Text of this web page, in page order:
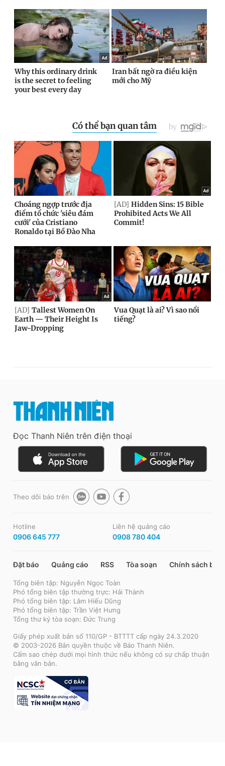
Đọc Thanh Niên trên điện thoại
Theo dõi báo trên
Hotline
0906 645 777
Liên hệ quảng cáo
0908 780 404
Đặt báo Quảng cáo RSS Tòa soạn Chính sách bảo
Tổng biên tập: Nguyễn Ngọc Toàn
Phó tổng biên tập thường trực: Hải Thành
Phó tổng biên tập: Lâm Hiếu Dũng
Phó tổng biên tập: Trần Việt Hưng
Tổng thư ký tòa soạn: Đức Trung
Giấy phép xuất bản số 110/GP - BTTTT cấp ngày 24.3.2020
© 2003-2026 Bản quyền thuộc về Báo Thanh Niên.
Cấm sao chép dưới mọi hình thức nếu không có sự chấp thuận
bằng văn bản.